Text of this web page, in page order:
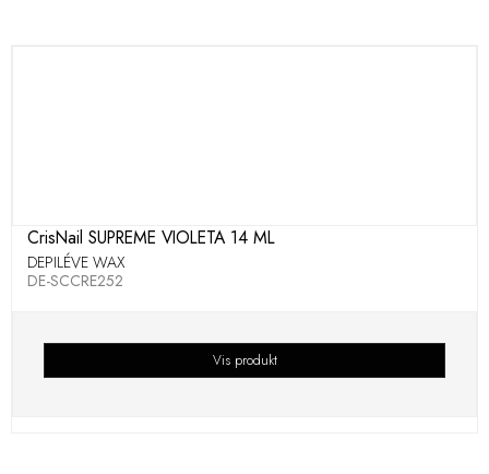
CrisNail SUPREME VIOLETA 14 ML
DEPILÉVE WAX
DE-SCCRE252
Vis produkt